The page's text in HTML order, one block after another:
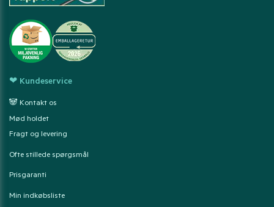
❤ Kundeservice
🐼 Kontakt os
Mød holdet
Fragt og levering
Ofte stillede spørgsmål
Prisgaranti
Min indkøbsliste